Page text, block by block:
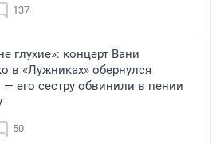
137
глухие»: концерт Вани
в «Лужниках» обернулся
его сестру обвинили в пении
50